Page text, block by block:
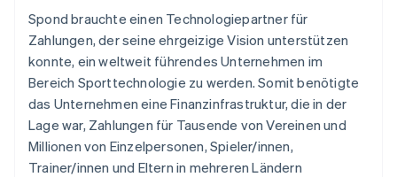
Spond brauchte einen Technologiepartner für
Zahlungen, der seine ehrgeizige Vision unterstützen
konnte, ein weltweit führendes Unternehmen im
Bereich Sporttechnologie zu werden. Somit benötigte
das Unternehmen eine Finanzinfrastruktur, die in der
Lage war, Zahlungen für Tausende von Vereinen und
Millionen von Einzelpersonen, Spieler/innen,
Trainer/innen und Eltern in mehreren Ländern